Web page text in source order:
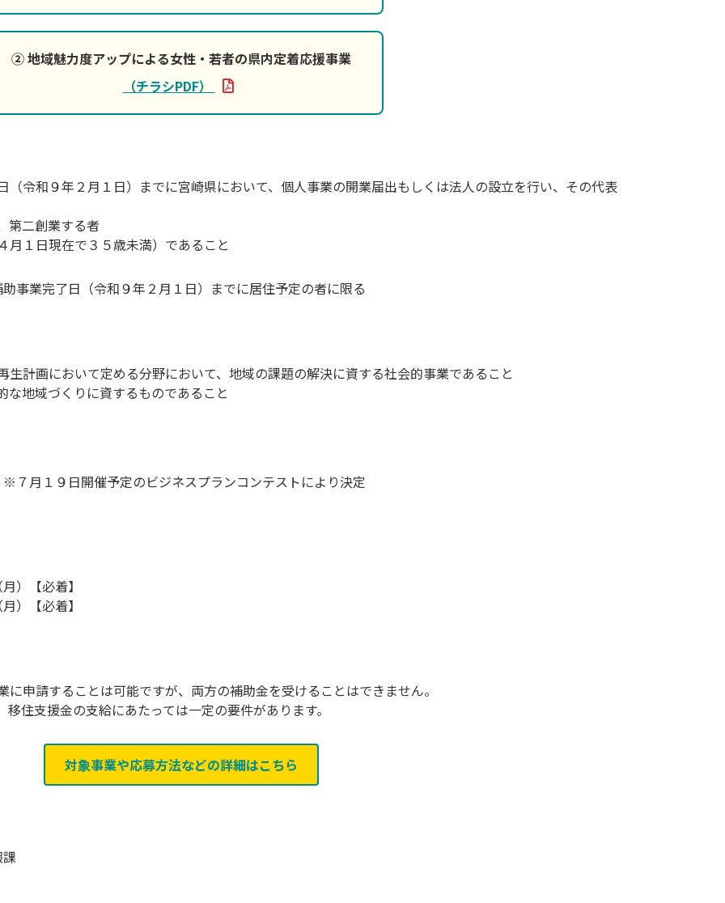
② 地域魅力度アップによる女性・若者の県内定着応援事業
（チラシPDF）
（令和９年２月１日）までに宮崎県において、個人事業の開業届出もしくは法人の設立を行い、その代表
第二創業する者
１日現在で３５歳未満）であること
業完了日（令和９年２月１日）までに居住予定の者に限る
計画において定める分野において、地域の課題の解決に資する社会的事業であること
地域づくりに資するものであること
月１９日開催予定のビジネスプランコンテストにより決定
）【必着】
）【必着】
申請することは可能ですが、両方の補助金を受けることはできません。
住支援金の支給にあたっては一定の要件があります。
対象事業や応募方法などの詳細はこちら